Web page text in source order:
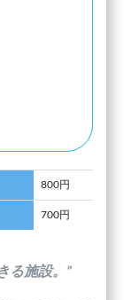
800円
700円
る施設。”